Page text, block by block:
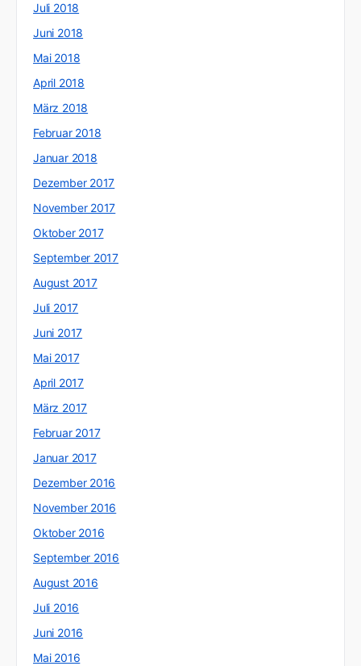
Juli 2018
Juni 2018
Mai 2018
April 2018
März 2018
Februar 2018
Januar 2018
Dezember 2017
November 2017
Oktober 2017
September 2017
August 2017
Juli 2017
Juni 2017
Mai 2017
April 2017
März 2017
Februar 2017
Januar 2017
Dezember 2016
November 2016
Oktober 2016
September 2016
August 2016
Juli 2016
Juni 2016
Mai 2016